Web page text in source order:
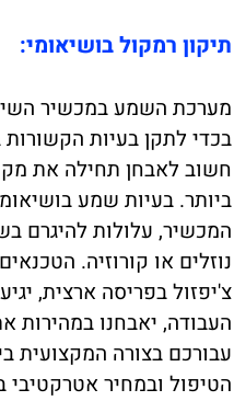
תיקון רמקול בושיאומי:
מערכת השמע במכשיר
בכדי לתקן בעיות
חשוב לאבחן תחילה את
ביותר. בעיות שמע
המכשיר, עלולות להיגרם
נוזלים או קורוזיה.
צ'יפזול בפריסה ארצית,
העבודה, יאבחנו במהירות
עבורכם בצורה המקצועית
הטיפול ובמחיר אטרקטיבי